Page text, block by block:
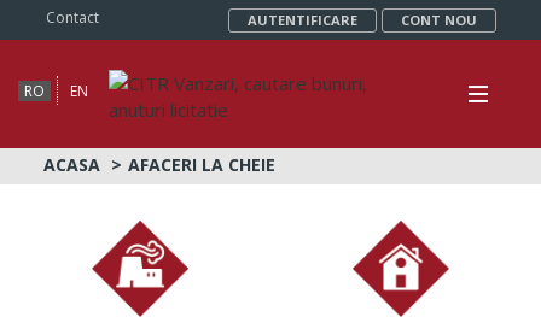
Contact AUTENTIFICARE CONT NOU
RO EN
ACASA AFACERI LA CHEIE